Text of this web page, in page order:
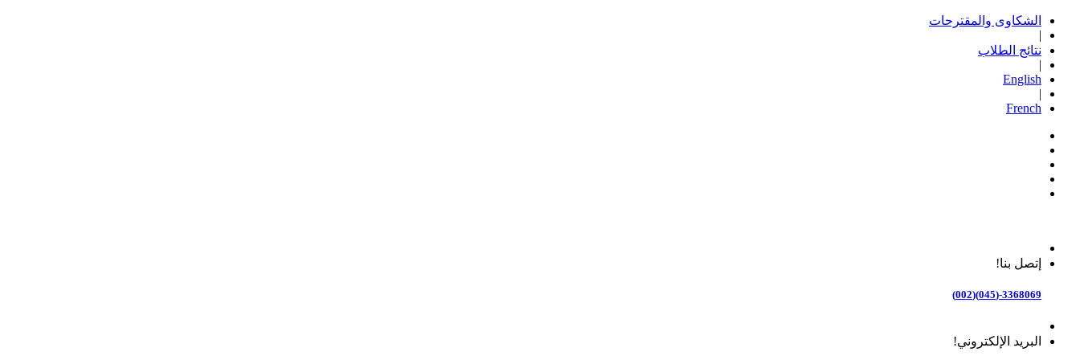
الشكاوى والمقترحات
|
نتائج الطلاب
|
English
|
French
إتصل بنا!
3368069-(045)(002)
البريد الإلكتروني!